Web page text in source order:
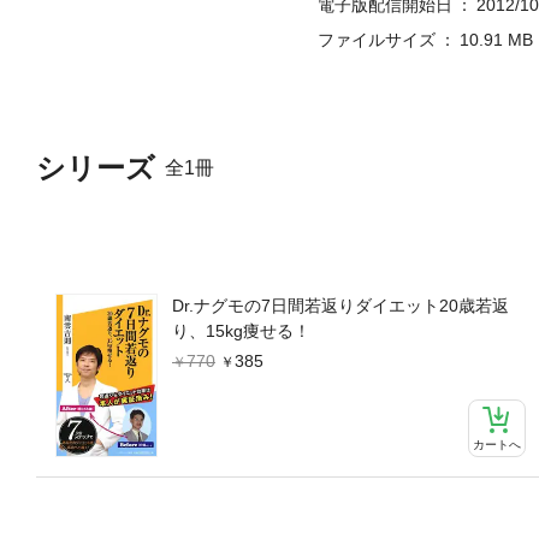
シリーズ 全1冊
Dr.ナグモの7日間若返りダイエット20歳若返
り、15kg痩せる！
770
385
カートへ
電子版配信開始日
2012/
ファイルサイズ
10.91 MB